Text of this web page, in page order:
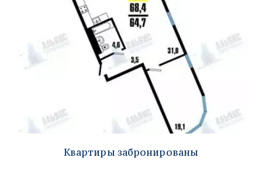
Квартиры забронированы